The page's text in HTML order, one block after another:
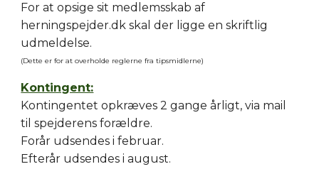
For at opsige sit medlemsskab af
herningspejder.dk skal der ligge en skriftlig
udmeldelse.
(Dette er for at overholde reglerne fra tipsmidlerne)
Kontingent:
Kontingentet opkræves 2 gange årligt, via mail
til spejderens forældre.
Forår udsendes i februar.
Efterår udsendes i august.